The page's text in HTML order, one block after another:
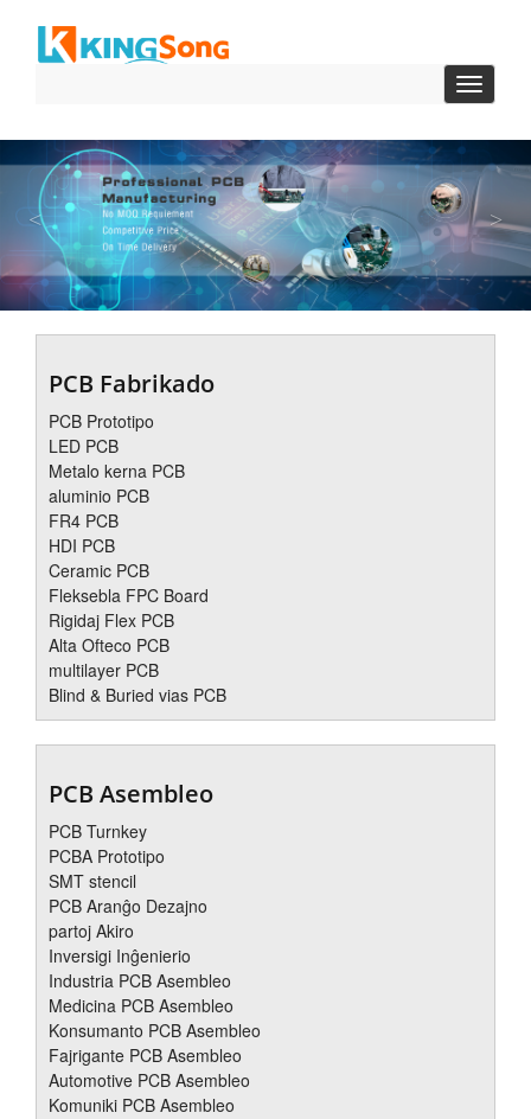
antaŭa
PCB Fabrikado
PCB Prototipo
LED PCB
Metalo kerna PCB
aluminio PCB
FR4 PCB
HDI PCB
Ceramic PCB
Fleksebla FPC Board
Rigidaj Flex PCB
Alta Ofteco PCB
multilayer PCB
Blind & Buried vias PCB
PCB Asembleo
PCB Turnkey
PCBA Prototipo
SMT stencil
PCB Aranĝo Dezajno
partoj Akiro
Inversigi Inĝenierio
Industria PCB Asembleo
Medicina PCB Asembleo
Konsumanto PCB Asembleo
Fajrigante PCB Asembleo
Automotive PCB Asembleo
Komuniki PCB Asembleo